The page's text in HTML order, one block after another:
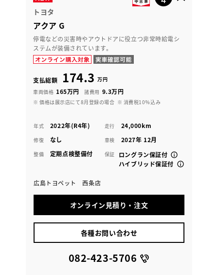
トヨタ
アクア G
停電などの災害時やアウトドアに役立つ非常時給電シ
ステムが装備されています。
支払総額 174.3 万円
車両価格 165万円 諸費用 9.3万円
※ 価格は展示店にて8月登録の場合 ※ 消費税10％込み
年式 2022年(R4年) 走行 24,000km
修復 なし 車検 2027年 12月
整備 定期点検整備付 保証
ロングラン保証付
ハイブリッド保証付
広島トヨペット 西条店
オンライン見積り・注文
各種お問い合わせ
082-423-5706